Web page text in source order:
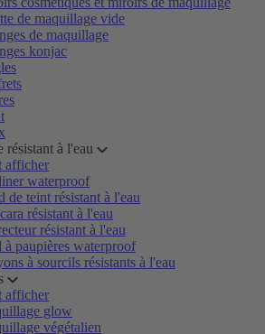
de maquillage vide
de maquillage
konjac
résistant à l'eau
afficher
waterproof
de teint résistant à l'eau
résistant à l'eau
résistant à l'eau
à paupières waterproof
à sourcils résistants à l'eau
afficher
glow
végétalien